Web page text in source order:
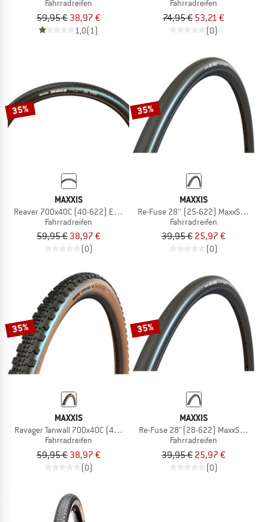
Fahrradreifen
59,95 € 38,97 €
1,0(1)
Fahrradreifen
74,95 € 53,21 €
(0)
35%
MAXXIS
Reaver 700x40C (40-622) EXO TR
Fahrradreifen
59,95 € 38,97 €
(0)
35%
MAXXIS
Re-Fuse 28'' (25-622) MaxxShield
Fahrradreifen
39,95 € 25,97 €
(0)
35%
MAXXIS
Ravager Tanwall 700x40C (40-622) EXO TR
Fahrradreifen
59,95 € 38,97 €
(0)
35%
MAXXIS
Re-Fuse 28''(28-622) MaxxShield
Fahrradreifen
39,95 € 25,97 €
(0)